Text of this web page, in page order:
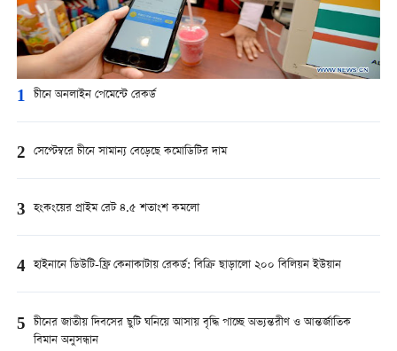
1 চীনে অনলাইন পেমেন্টে রেকর্ড
2 সেপ্টেম্বরে চীনে সামান্য বেড়েছে কমোডিটির দাম
3 হংকংয়ের প্রাইম রেট ৪.৫ শতাংশ কমলো
4 হাইনানে ডিউটি-ফ্রি কেনাকাটায় রেকর্ড: বিক্রি ছাড়ালো ২০০ বিলিয়ন ইউয়ান
5 চীনের জাতীয় দিবসের ছুটি ঘনিয়ে আসায় বৃদ্ধি পাচ্ছে অভ্যন্তরীণ ও আন্তর্জাতিক
বিমান অনুসন্ধান